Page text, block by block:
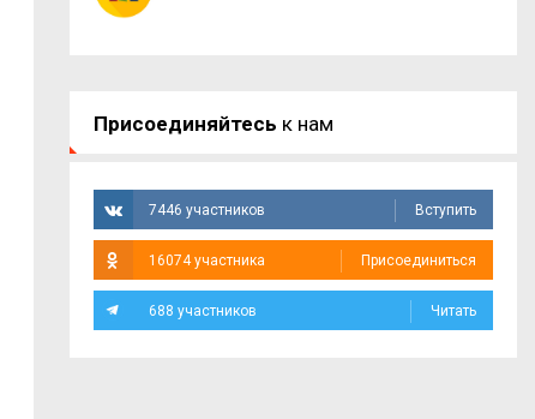
Присоединяйтесь к нам
7446 участников Вступить
16074 участника Присоединиться
688 участников Читать